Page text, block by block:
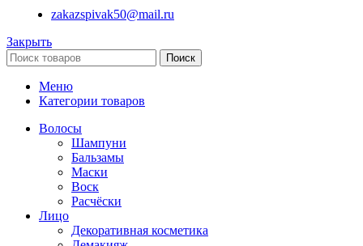
zakazspivak50@mail.ru
Закрыть
Поиск
Меню
Категории товаров
Волосы
Шампуни
Бальзамы
Маски
Воск
Расчёски
Лицо
Декоративная косметика